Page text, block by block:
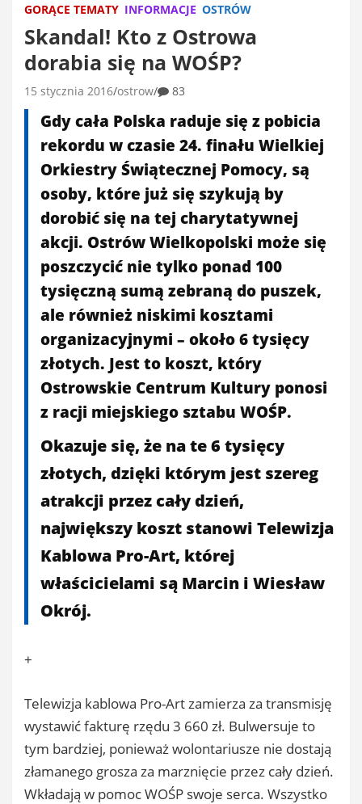
GORĄCE TEMATY INFORMACJE OSTRÓW
Skandal! Kto z Ostrowa
dorabia się na WOŚP?
15 stycznia 2016 ostrow 83
Gdy cała Polska raduje się z pobicia
rekordu w czasie 24. finału Wielkiej
Orkiestry Świątecznej Pomocy, są
osoby, które już się szykują by
dorobić się na tej charytatywnej
akcji. Ostrów Wielkopolski może się
poszczycić nie tylko ponad 100
tysięczną sumą zebraną do puszek,
ale również niskimi kosztami
organizacyjnymi – około 6 tysięcy
złotych. Jest to koszt, który
Ostrowskie Centrum Kultury ponosi
z racji miejskiego sztabu WOŚP.
Okazuje się, że na te 6 tysięcy
złotych, dzięki którym jest szereg
atrakcji przez cały dzień,
największy koszt stanowi Telewizja
Kablowa Pro-Art, której
właścicielami są Marcin i Wiesław
Okrój.
+
Telewizja kablowa Pro-Art zamierza za transmisję
wystawić fakturę rzędu 3 660 zł. Bulwersuje to
tym bardziej, ponieważ wolontariusze nie dostają
złamanego grosza za marznięcie przez cały dzień.
Wkładają w pomoc WOŚP swoje serca. Wszystko